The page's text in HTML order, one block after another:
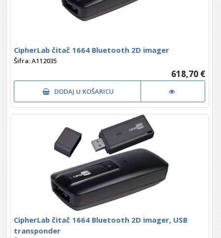
CipherLab čitač 1664 Bluetooth 2D imager
Šifra: A112035
618,70 €
DODAJ U KOŠARICU
CipherLab čitač 1664 Bluetooth 2D imager, USB
transponder